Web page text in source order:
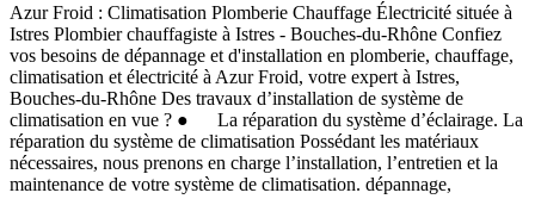
Azur Froid : Climatisation Plomberie Chauffage Électricité située à
Istres Plombier chauffagiste à Istres - Bouches-du-Rhône Confiez
vos besoins de dépannage et d'installation en plomberie, chauffage,
climatisation et électricité à Azur Froid, votre expert à Istres,
Bouches-du-Rhône Des travaux d’installation de système de
climatisation en vue ? ● La réparation du système d’éclairage. La
réparation du système de climatisation Possédant les matériaux
nécessaires, nous prenons en charge l’installation, l’entretien et la
maintenance de votre système de climatisation. dépannage,